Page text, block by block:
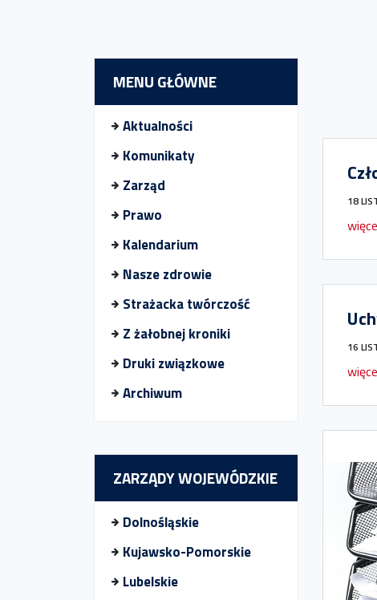
MENU GŁÓWNE
Aktualności
Komunikaty
Zarząd
Prawo
Kalendarium
Nasze zdrowie
Strażacka twórczość
Z żałobnej kroniki
Druki związkowe
Archiwum
ZARZĄDY WOJEWÓDZKIE
Dolnośląskie
Kujawsko-Pomorskie
Lubelskie
18
16